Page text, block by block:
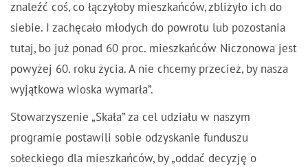
znaleźć coś, co łączyłoby mieszkańców, zbliżyło ich do
siebie. I zachęcało młodych do powrotu lub pozostania
tutaj, bo już ponad 60 proc. mieszkańców Niczonowa jest
powyżej 60. roku życia. A nie chcemy przecież, by nasza
wyjątkowa wioska wymarła”.
Stowarzyszenie „Skała” za cel udziału w naszym
programie postawili sobie odzyskanie funduszu
sołeckiego dla mieszkańców, by „oddać decyzję o